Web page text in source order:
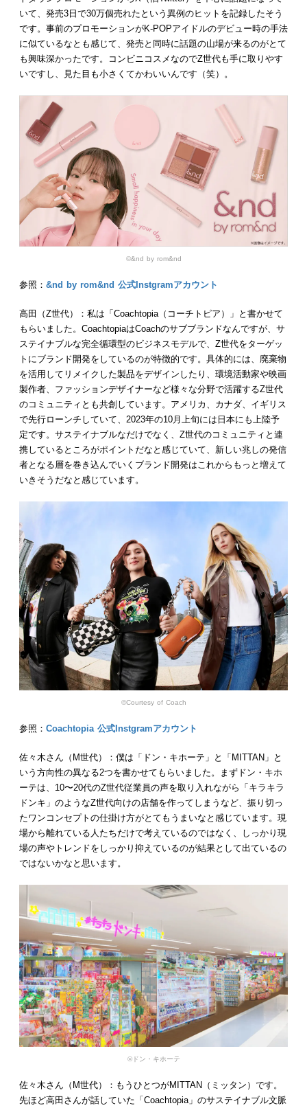
いて、発売3日で30万個売れたという異例のヒットを記録したそう
です。事前のプロモーションがK-POPアイドルのデビュー時の手法
に似ているなとも感じて、発売と同時に話題の山場が来るのがとて
も興味深かったです。コンビニコスメなのでZ世代も手に取りやす
いですし、見た目も小さくてかわいいんです（笑）。
©︎&nd by rom&nd
参照： &nd by rom&nd 公式Instgramアカウント
高田（Z世代）：私は「Coachtopia（コーチトピア）」と書かせて
もらいました。CoachtopiaはCoachのサブブランドなんですが、サ
ステイナブルな完全循環型のビジネスモデルで、Z世代をターゲッ
トにブランド開発をしているのが特徴的です。具体的には、廃棄物
を活用してリメイクした製品をデザインしたり、環境活動家や映画
製作者、ファッションデザイナーなど様々な分野で活躍するZ世代
のコミュニティとも共創しています。アメリカ、カナダ、イギリス
で先行ローンチしていて、2023年の10月上旬には日本にも上陸予
定です。サステイナブルなだけでなく、Z世代のコミュニティと連
携しているところがポイントだなと感じていて、新しい兆しの発信
者となる層を巻き込んでいくブランド開発はこれからもっと増えて
いきそうだなと感じています。
©︎Courtesy of Coach
参照： Coachtopia 公式Instgramアカウント
佐々木さん（M世代）：僕は「ドン・キホーテ」と「MITTAN」と
いう方向性の異なる2つを書かせてもらいました。まずドン・キホ
ーテは、10〜20代のZ世代従業員の声を取り入れながら「キラキラ
ドンキ」のようなZ世代向けの店舗を作ってしまうなど、振り切っ
たワンコンセプトの仕掛け方がとてもうまいなと感じています。現
場から離れている人たちだけで考えているのではなく、しっかり現
場の声やトレンドをしっかり抑えているのが結果として出ているの
ではないかなと思います。
©︎ドン・キホーテ
佐々木さん（M世代）：もうひとつがMITTAN（ミッタン）です。
先ほど高田さんが話していた「Coachtopia」のサステイナブル文脈